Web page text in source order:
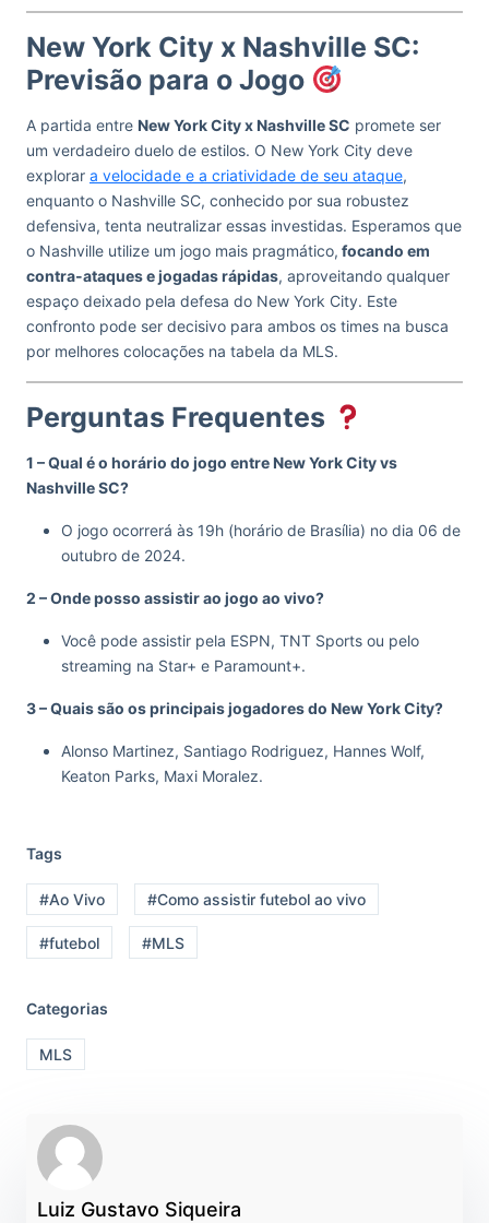
New York City x Nashville SC:
Previsão para o Jogo
A partida entre New York City x Nashville SC promete ser
um verdadeiro duelo de estilos. O New York City deve
explorar a velocidade e a criatividade de seu ataque,
enquanto o Nashville SC, conhecido por sua robustez
defensiva, tenta neutralizar essas investidas. Esperamos que
o Nashville utilize um jogo mais pragmático, focando em
contra-ataques e jogadas rápidas, aproveitando qualquer
espaço deixado pela defesa do New York City. Este
confronto pode ser decisivo para ambos os times na busca
por melhores colocações na tabela da MLS.
Perguntas Frequentes
1 – Qual é o horário do jogo entre New York City vs
Nashville SC?
O jogo ocorrerá às 19h (horário de Brasília) no dia 06 de
outubro de 2024.
2 – Onde posso assistir ao jogo ao vivo?
Você pode assistir pela ESPN, TNT Sports ou pelo
streaming na Star+ e Paramount+.
3 – Quais são os principais jogadores do New York City?
Alonso Martinez, Santiago Rodriguez, Hannes Wolf,
Keaton Parks, Maxi Moralez.
Tags
#Ao Vivo #Como assistir futebol ao vivo
#futebol #MLS
Categorias
MLS
Luiz Gustavo Siqueira